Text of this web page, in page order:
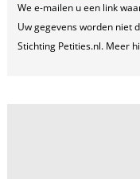
We e-mailen u een link
Uw gegevens worden niet
Stichting Petities.nl. Meer